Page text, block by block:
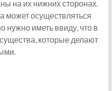
на их нижних сторонах.
может осуществляться
нужно иметь ввиду, что в
которые делают